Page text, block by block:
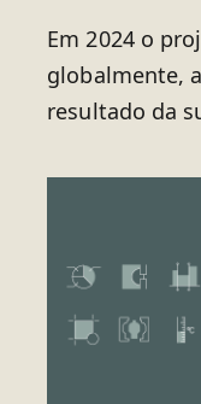
Em 2024 o
globalmente,
resultado da